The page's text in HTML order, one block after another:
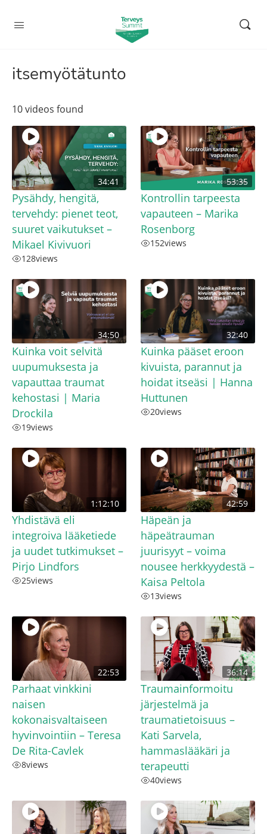
itsemyötätunto
10 videos found
34:41
Pysähdy, hengitä,
tervehdy: pienet teot,
suuret vaikutukset –
Mikael Kivivuori
128views
53:35
Kontrollin tarpeesta
vapauteen – Marika
Rosenborg
152views
34:50
Kuinka voit selvitä
uupumuksesta ja
vapauttaa traumat
kehostasi | Maria
Drockila
19views
32:40
Kuinka pääset eroon
kivuista, parannut ja
hoidat itseäsi | Hanna
Huttunen
20views
1:12:10
Yhdistävä eli
integroiva lääketiede
ja uudet tutkimukset –
Pirjo Lindfors
25views
42:59
Häpeän ja
häpeätrauman
juurisyyt – voima
nousee herkkyydestä –
Kaisa Peltola
13views
22:53
Parhaat vinkkini
naisen
kokonaisvaltaiseen
hyvinvointiin – Teresa
De Rita-Cavlek
8views
36:14
Traumainformoitu
järjestelmä ja
traumatietoisuus –
Kati Sarvela,
hammaslääkäri ja
terapeutti
40views